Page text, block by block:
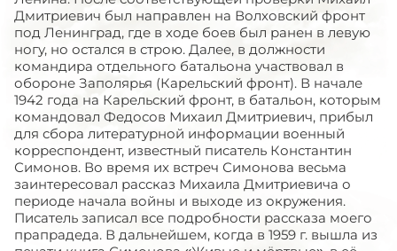
Дмитриевич был направлен на Волховский фронт
под Ленинград, где в ходе боев был ранен в левую
ногу, но остался в строю. Далее, в должности
командира отдельного батальона участвовал в
обороне Заполярья (Карельский фронт). В начале
1942 года на Карельский фронт, в батальон, которым
командовал Федосов Михаил Дмитриевич, прибыл
для сбора литературной информации военный
корреспондент, известный писатель Константин
Симонов. Во время их встреч Симонова весьма
заинтересовал рассказ Михаила Дмитриевича о
периоде начала войны и выходе из окружения.
Писатель записал все подробности рассказа моего
прапрадеда. В дальнейшем, когда в 1959 г. вышла из